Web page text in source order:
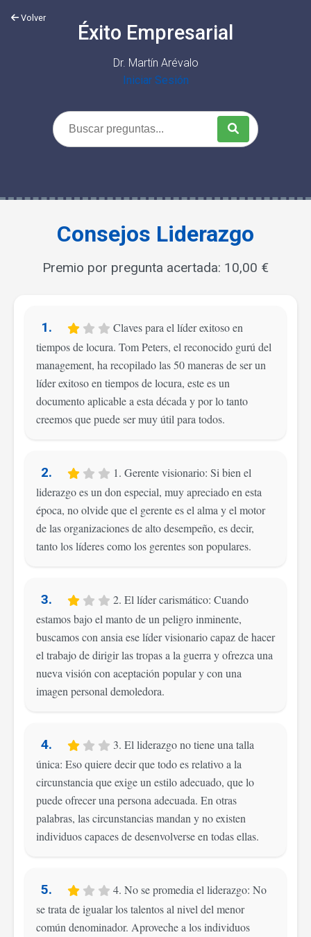
Éxito Empresarial
Dr. Martín Arévalo
Iniciar Sesión
Volver
Consejos Liderazgo
Premio por pregunta acertada: 10,00 €
1.
Claves para el líder exitoso en
tiempos de locura. Tom Peters, el reconocido gurú del
management, ha recopilado las 50 maneras de ser un
líder exitoso en tiempos de locura, este es un
documento aplicable a esta década y por lo tanto
creemos que puede ser muy útil para todos.
2.
1. Gerente visionario: Si bien el
liderazgo es un don especial, muy apreciado en esta
época, no olvide que el gerente es el alma y el motor
de las organizaciones de alto desempeño, es decir,
tanto los líderes como los gerentes son populares.
3.
2. El líder carismático: Cuando
estamos bajo el manto de un peligro inminente,
buscamos con ansia ese líder visionario capaz de hacer
el trabajo de dirigir las tropas a la guerra y ofrezca una
nueva visión con aceptación popular y con una
imagen personal demoledora.
4.
3. El liderazgo no tiene una talla
única: Eso quiere decir que todo es relativo a la
circunstancia que exige un estilo adecuado, que lo
puede ofrecer una persona adecuada. En otras
palabras, las circunstancias mandan y no existen
individuos capaces de desenvolverse en todas ellas.
5.
4. No se promedia el liderazgo: No
se trata de igualar los talentos al nivel del menor
común denominador. Aproveche a los individuos